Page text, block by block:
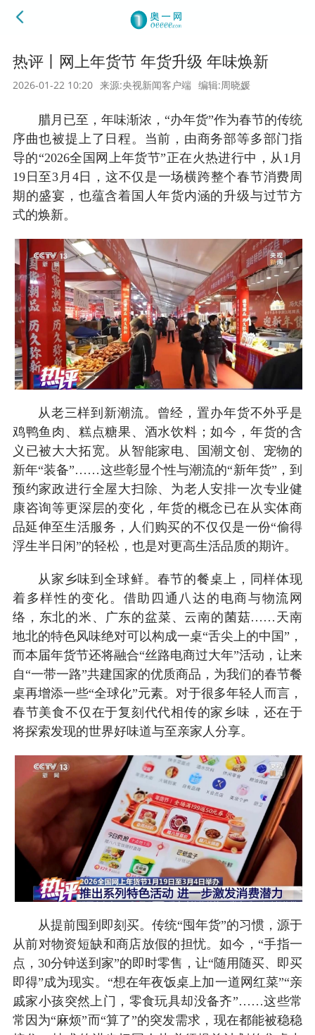
热评丨网上年货节 年货升级 年味焕新
2026-01-22 10:20 来源:央视新闻客户端 编辑:周晓媛
腊月已至，年味渐浓，“办年货”作为春节的传统
序曲也被提上了日程。当前，由商务部等多部门指
导的“2026全国网上年货节”正在火热进行中，从1月
19日至3月4日，这不仅是一场横跨整个春节消费周
期的盛宴，也蕴含着国人年货内涵的升级与过节方
式的焕新。
从老三样到新潮流。曾经，置办年货不外乎是
鸡鸭鱼肉、糕点糖果、酒水饮料；如今，年货的含
义已被大大拓宽。从智能家电、国潮文创、宠物的
新年“装备”……这些彰显个性与潮流的“新年货”，到
预约家政进行全屋大扫除、为老人安排一次专业健
康咨询等更深层的变化，年货的概念已在从实体商
品延伸至生活服务，人们购买的不仅仅是一份“偷得
浮生半日闲”的轻松，也是对更高生活品质的期许。
从家乡味到全球鲜。春节的餐桌上，同样体现
着多样性的变化。借助四通八达的电商与物流网
络，东北的米、广东的盆菜、云南的菌菇……天南
地北的特色风味绝对可以构成一桌“舌尖上的中国”，
而本届年货节还将融合“丝路电商过大年”活动，让来
自“一带一路”共建国家的优质商品，为我们的春节餐
桌再增添一些“全球化”元素。对于很多年轻人而言，
春节美食不仅在于复刻代代相传的家乡味，还在于
将探索发现的世界好味道与至亲家人分享。
从提前囤到即刻买。传统“囤年货”的习惯，源于
从前对物资短缺和商店放假的担忧。如今，“手指一
点，30分钟送到家”的即时零售，让“随用随买、即买
即得”成为现实。“想在年夜饭桌上加一道网红菜”“亲
戚家小孩突然上门，零食玩具却没备齐”……这些常
常因为“麻烦”而“算了”的突发需求，现在都能被稳稳